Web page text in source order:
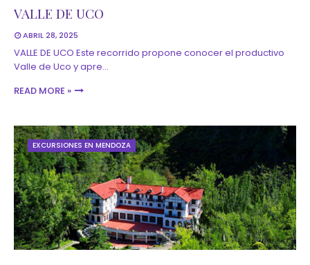
VALLE DE UCO
ABRIL 28, 2025
VALLE DE UCO Este recorrido propone conocer el productivo
Valle de Uco y apre…
READ MORE »
EXCURSIONES EN MENDOZA